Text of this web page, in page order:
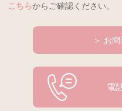
こちらからご確認ください。
＞ お
電